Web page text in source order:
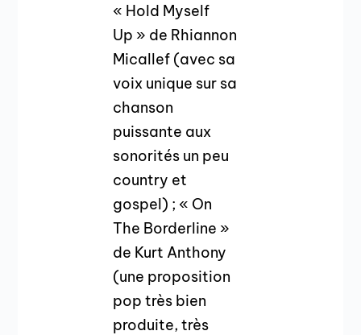
« Hold Myself
Up » de Rhiannon
Micallef (avec sa
voix unique sur sa
chanson
puissante aux
sonorités un peu
country et
gospel) ; « On
The Borderline »
de Kurt Anthony
(une proposition
pop très bien
produite, très